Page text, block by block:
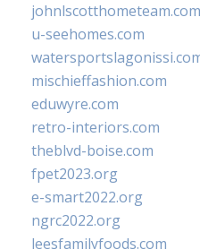
johnlscotthometeam.com
u-seehomes.com
mischieffashion.com
eduwyre.com
retro-interiors.com
theblvd-boise.com
fpet2023.org
e-smart2022.org
ngrc2022.org
leesfamilyfoods.com